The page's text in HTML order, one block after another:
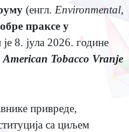
(енгл. Environmental,
праксе у
је 8. јула 2026. године
Tobacco Vranje
привреде,
са циљем